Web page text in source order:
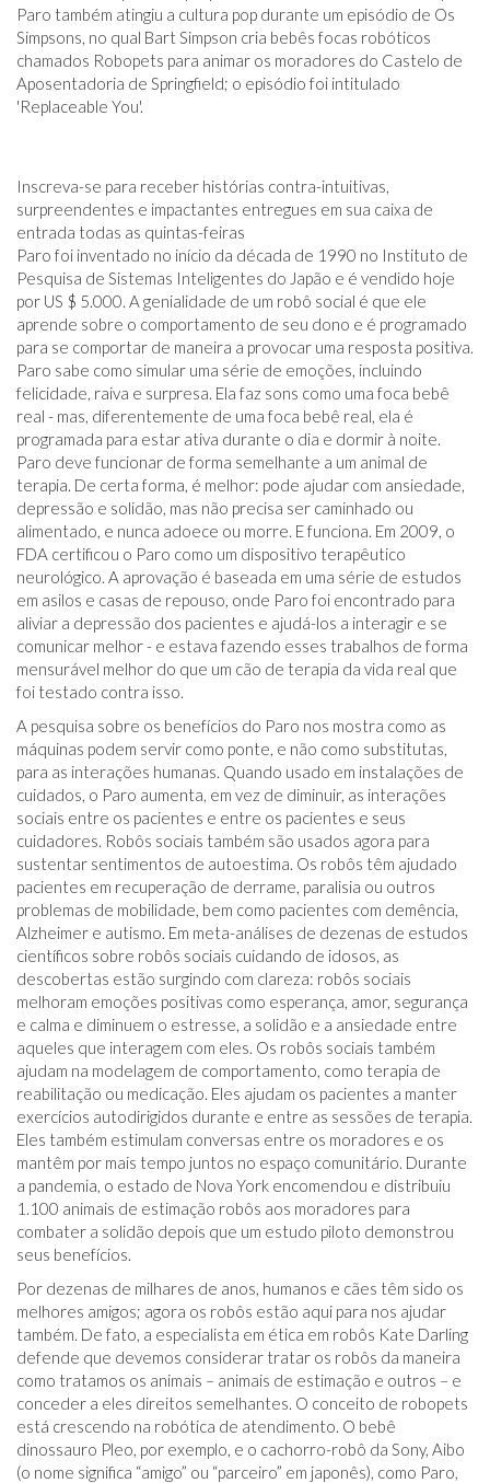
Paro também atingiu a cultura pop durante um episódio de Os
Simpsons, no qual Bart Simpson cria bebês focas robóticos
chamados Robopets para animar os moradores do Castelo de
Aposentadoria de Springfield; o episódio foi intitulado
'Replaceable You'.
Inscreva-se para receber histórias contra-intuitivas,
surpreendentes e impactantes entregues em sua caixa de
entrada todas as quintas-feiras
Paro foi inventado no início da década de 1990 no Instituto de
Pesquisa de Sistemas Inteligentes do Japão e é vendido hoje
por US $ 5.000. A genialidade de um robô social é que ele
aprende sobre o comportamento de seu dono e é programado
para se comportar de maneira a provocar uma resposta positiva.
Paro sabe como simular uma série de emoções, incluindo
felicidade, raiva e surpresa. Ela faz sons como uma foca bebê
real - mas, diferentemente de uma foca bebê real, ela é
programada para estar ativa durante o dia e dormir à noite.
Paro deve funcionar de forma semelhante a um animal de
terapia. De certa forma, é melhor: pode ajudar com ansiedade,
depressão e solidão, mas não precisa ser caminhado ou
alimentado, e nunca adoece ou morre. E funciona. Em 2009, o
FDA certificou o Paro como um dispositivo terapêutico
neurológico. A aprovação é baseada em uma série de estudos
em asilos e casas de repouso, onde Paro foi encontrado para
aliviar a depressão dos pacientes e ajudá-los a interagir e se
comunicar melhor - e estava fazendo esses trabalhos de forma
mensurável melhor do que um cão de terapia da vida real que
foi testado contra isso.
A pesquisa sobre os benefícios do Paro nos mostra como as
máquinas podem servir como ponte, e não como substitutas,
para as interações humanas. Quando usado em instalações de
cuidados, o Paro aumenta, em vez de diminuir, as interações
sociais entre os pacientes e entre os pacientes e seus
cuidadores. Robôs sociais também são usados ​​agora para
sustentar sentimentos de autoestima. Os robôs têm ajudado
pacientes em recuperação de derrame, paralisia ou outros
problemas de mobilidade, bem como pacientes com demência,
Alzheimer e autismo. Em meta-análises de dezenas de estudos
científicos sobre robôs sociais cuidando de idosos, as
descobertas estão surgindo com clareza: robôs sociais
melhoram emoções positivas como esperança, amor, segurança
e calma e diminuem o estresse, a solidão e a ansiedade entre
aqueles que interagem com eles. Os robôs sociais também
ajudam na modelagem de comportamento, como terapia de
reabilitação ou medicação. Eles ajudam os pacientes a manter
exercícios autodirigidos durante e entre as sessões de terapia.
Eles também estimulam conversas entre os moradores e os
mantêm por mais tempo juntos no espaço comunitário. Durante
a pandemia, o estado de Nova York encomendou e distribuiu
1.100 animais de estimação robôs aos moradores para
combater a solidão depois que um estudo piloto demonstrou
seus benefícios.
Por dezenas de milhares de anos, humanos e cães têm sido os
melhores amigos; agora os robôs estão aqui para nos ajudar
também. De fato, a especialista em ética em robôs Kate Darling
defende que devemos considerar tratar os robôs da maneira
como tratamos os animais – animais de estimação e outros – e
conceder a eles direitos semelhantes. O conceito de robopets
está crescendo na robótica de atendimento. O bebê
dinossauro Pleo, por exemplo, e o cachorro-robô da Sony, Aibo
(o nome significa “amigo” ou “parceiro” em japonês), como Paro,